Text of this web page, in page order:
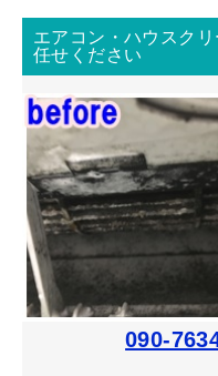
エアコン・ハウスク
任せください
090-